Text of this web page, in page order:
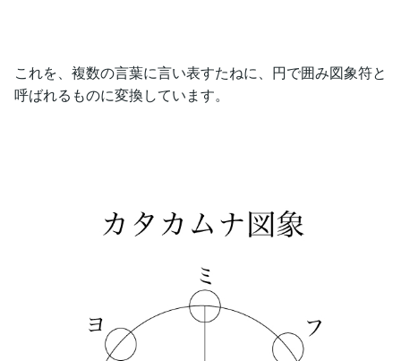
これを、複数の言葉に言い表すたねに、円で囲み図象符と
呼ばれるものに変換しています。